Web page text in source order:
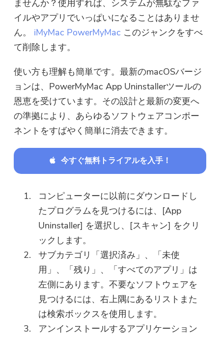
ませんか？使用すれば、システムが無駄なファ
イルやアプリでいっぱいになることはありませ
ん。 iMyMac PowerMyMac このジャンクをすべ
て削除します。
使い方も理解も簡単です。最新のmacOSバージ
ョンは、PowerMyMac App Uninstallerツールの
恩恵を受けています。その設計と最新の変更へ
の準拠により、あらゆるソフトウェアコンポー
ネントをすばやく簡単に消去できます。
今すぐ無料トライアルを入手！
コンピューターに以前にダウンロードし
たプログラムを見つけるには、[App
Uninstaller] を選択し、[スキャン] をクリ
ックします。
サブカテゴリ「選択済み」、「未使
用」、「残り」、「すべてのアプリ」は
左側にあります。不要なソフトウェアを
見つけるには、右上隅にあるリストまた
は検索ボックスを使用します。
アンインストールするアプリケーション